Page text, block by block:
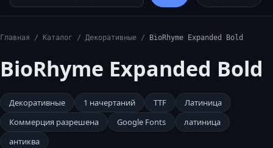
Главная / Каталог / Декоративные / BioRhyme Expanded Bold
BioRhyme Expanded Bold
Декоративные 1 начертаний TTF
Латиница
Коммерция разрешена
Google Fonts
латиница
антиква